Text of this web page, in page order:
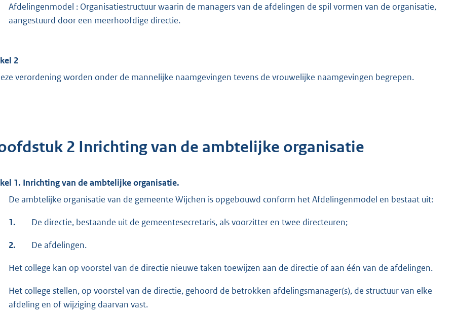
Afdelingenmodel : Organisatiestructuur waarin de managers van de afdelingen de spil vormen van de organisatie,
aangestuurd door een meerhoofdige directie.
2
verordening worden onder de mannelijke naamgevingen tevens de vrouwelijke naamgevingen begrepen.
2 Inrichting van de ambtelijke organisatie
1. Inrichting van de ambtelijke organisatie.
De ambtelijke organisatie van de gemeente Wijchen is opgebouwd conform het Afdelingenmodel en bestaat uit:
1. De directie, bestaande uit de gemeentesecretaris, als voorzitter en twee directeuren;
2. De afdelingen.
Het college kan op voorstel van de directie nieuwe taken toewijzen aan de directie of aan één van de afdelingen.
Het college stellen, op voorstel van de directie, gehoord de betrokken afdelingsmanager(s), de structuur van elke
afdeling en of wijziging daarvan vast.